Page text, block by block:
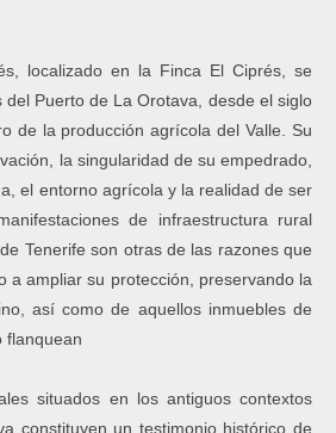
localizado en la Finca El Ciprés, se
Puerto de La Orotava, desde el siglo
de la producción agrícola del Valle. Su
la singularidad de su empedrado,
el entorno agrícola y la realidad de ser
de infraestructura rural
Tenerife son otras de las razones que
a ampliar su protección, preservando la
así como de aquellos inmuebles de
flanquean
situados en los antiguos contextos
constituyen un testimonio histórico de